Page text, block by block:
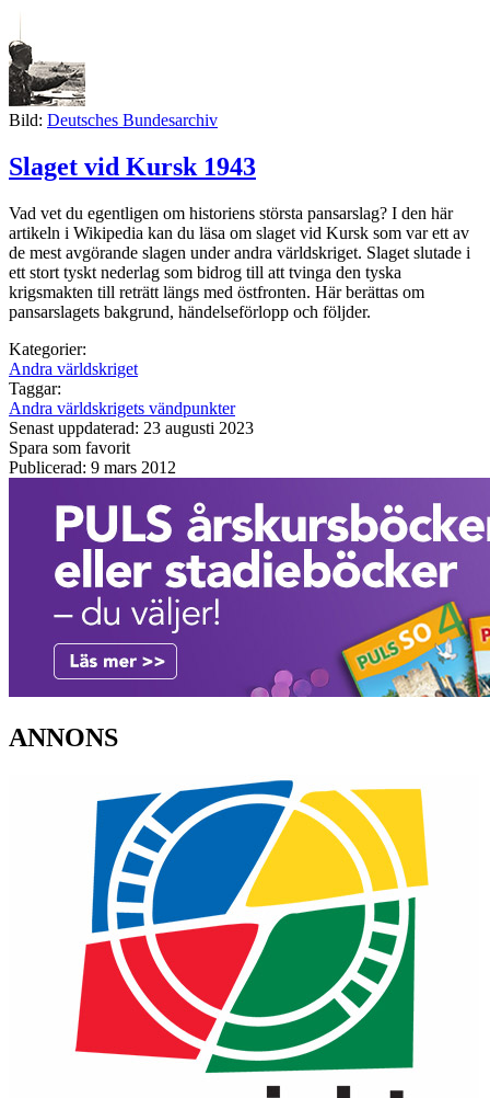
Bild: Deutsches Bundesarchiv
Slaget vid Kursk 1943
Vad vet du egentligen om historiens största pansarslag? I den här
artikeln i Wikipedia kan du läsa om slaget vid Kursk som var ett av
de mest avgörande slagen under andra världskriget. Slaget slutade i
ett stort tyskt nederlag som bidrog till att tvinga den tyska
krigsmakten till reträtt längs med östfronten. Här berättas om
pansarslagets bakgrund, händelseförlopp och följder.
Kategorier:
Andra världskriget
Taggar:
Andra världskrigets vändpunkter
Senast uppdaterad: 23 augusti 2023
Spara som favorit
Publicerad: 9 mars 2012
ANNONS